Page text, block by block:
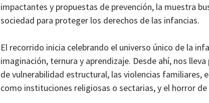
impactantes y propuestas de prevención, la muestra
sociedad para proteger los derechos de las infancias.
El recorrido inicia celebrando el universo único de la
imaginación, ternura y aprendizaje. Desde ahí, nos
de vulnerabilidad estructural, las violencias familiares,
como instituciones religiosas o sectarias, y el horror